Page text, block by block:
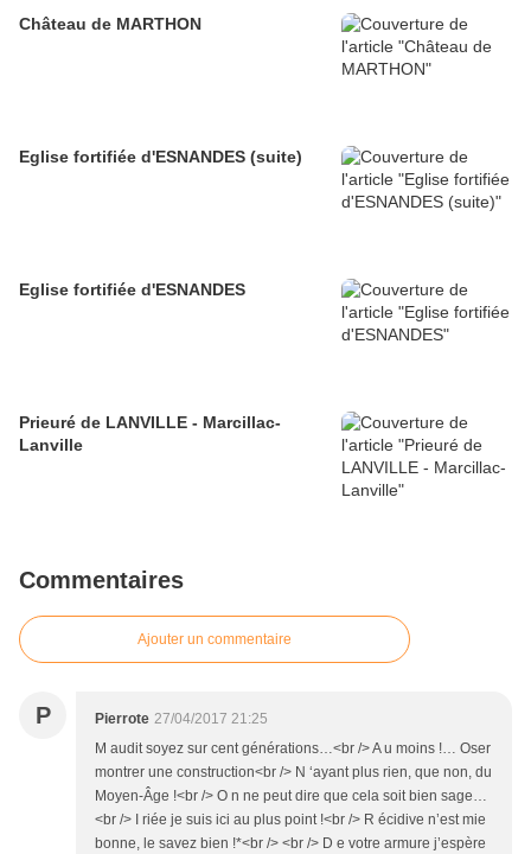
Château de MARTHON
Eglise fortifiée d'ESNANDES (suite)
Eglise fortifiée d'ESNANDES
Prieuré de LANVILLE - Marcillac-
Lanville
Commentaires
Ajouter un commentaire
P Pierrote 27/04/2017 21:25
M audit soyez sur cent générations…<br /> A u moins !… Oser
montrer une construction<br /> N ‘ayant plus rien, que non, du
Moyen-Âge !<br /> O n ne peut dire que cela soit bien sage…
<br /> I riée je suis ici au plus point !<br /> R écidive n’est mie
bonne, le savez bien !*<br /> <br /> D e votre armure j’espère